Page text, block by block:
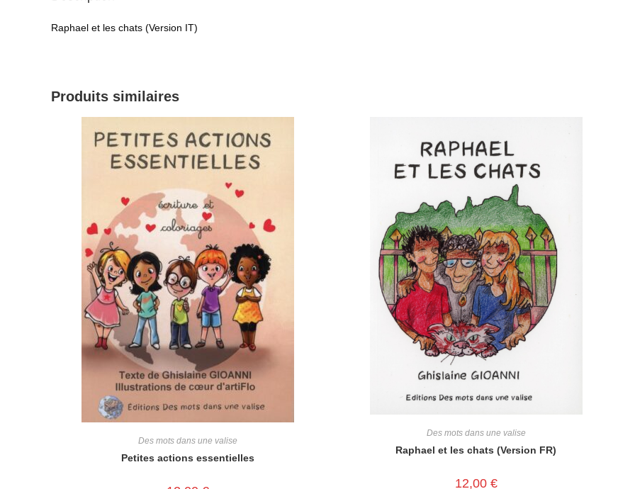
Raphael et les chats (Version IT)
Produits similaires
Des mots dans une valise
Petites actions essentielles
Des mots dans une valise
Raphael et les chats (Version FR)
12,00 €